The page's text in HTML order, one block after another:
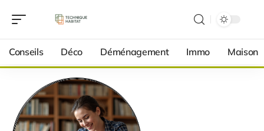
Conseils Déco Déménagement Immo Maison